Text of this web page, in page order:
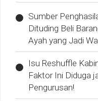
Sumber
Dituding Beli
Ayah yang Jadi
Isu Reshuffle
Faktor Ini Diduga
Pengurusan!